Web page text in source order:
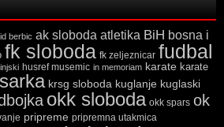
berbic ak sloboda atletika BiH bosna i
fk sloboda fk zeljeznicar fudbal
husref musemic in memoriam karate karate
krsg sloboda kuglanje kuglaski
okk sloboda okk spars ok
pripreme pripremna utakmica